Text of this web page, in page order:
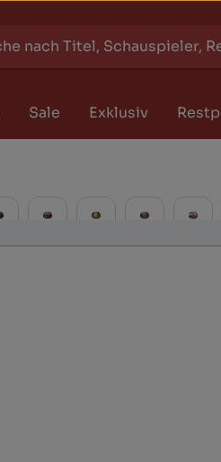
Sale Exklusiv